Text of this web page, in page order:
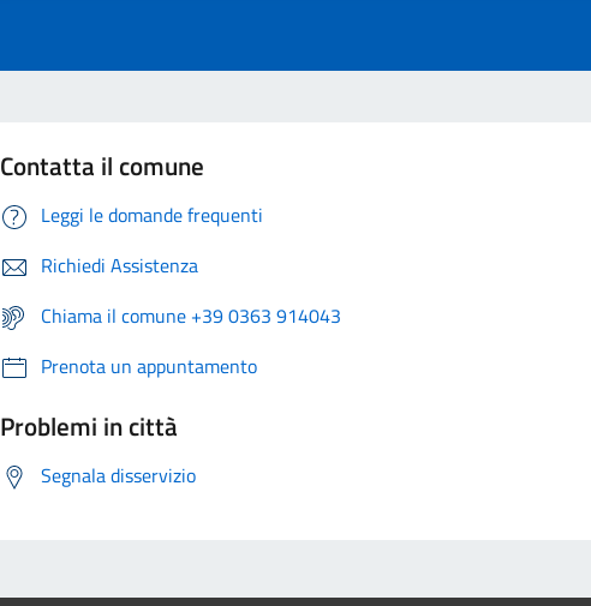
Contatta il comune
Leggi le domande frequenti
Richiedi Assistenza
Chiama il comune +39 0363 914043
Prenota un appuntamento
Problemi in città
Segnala disservizio